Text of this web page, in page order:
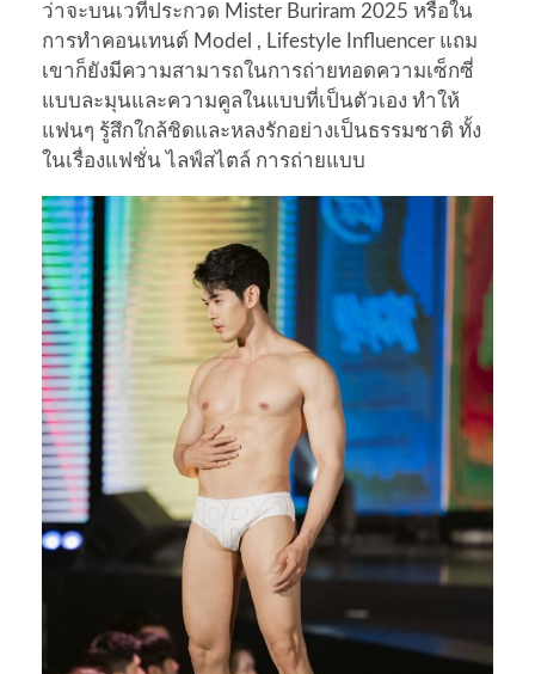
ว่าจะบนเวทีประกวด Mister Buriram 2025 หรือใน
การทำคอนเทนต์ Model , Lifestyle Influencer แถม
เขาก็ยังมีความสามารถในการถ่ายทอดความเซ็กซี่
แบบละมุนและความคูลในแบบที่เป็นตัวเอง ทำให้
แฟนๆ รู้สึกใกล้ชิดและหลงรักอย่างเป็นธรรมชาติ ทั้ง
ในเรื่องแฟชั่น ไลฟ์สไตล์ การถ่ายแบบ